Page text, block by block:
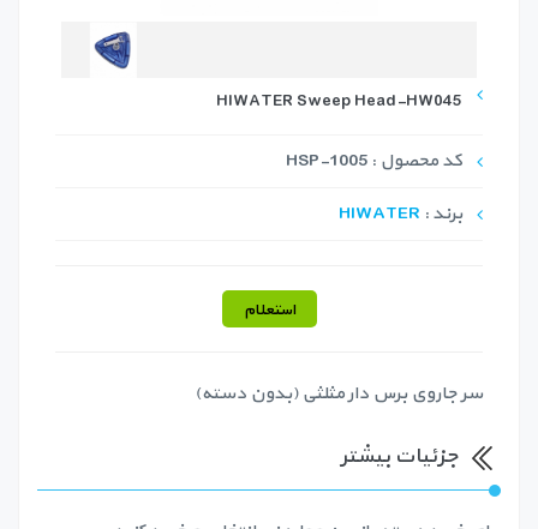
HIWATER Sweep Head-HW045
کد محصول : HSP-1005
برند : HIWATER
استعلام
سر جاروی برس دار مثلثی (بدون دسته)
جزئیات بیشتر